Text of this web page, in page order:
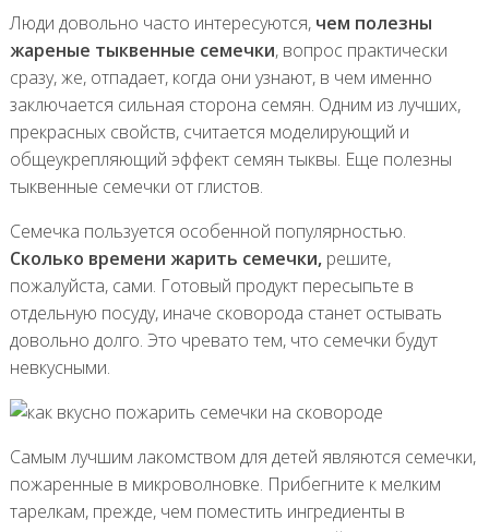
Люди довольно часто интересуются, чем полезны
жареные тыквенные семечки, вопрос практически
сразу, же, отпадает, когда они узнают, в чем именно
заключается сильная сторона семян. Одним из лучших,
прекрасных свойств, считается моделирующий и
общеукрепляющий эффект семян тыквы. Еще полезны
тыквенные семечки от глистов.
Семечка пользуется особенной популярностью.
Сколько времени жарить семечки,решите,
пожалуйста, сами. Готовый продукт пересыпьте в
отдельную посуду, иначе сковорода станет остывать
довольно долго. Это чревато тем, что семечки будут
невкусными.
Самым лучшим лакомством для детей являются семечки,
пожаренные в микроволновке. Прибегните к мелким
тарелкам, прежде, чем поместить ингредиенты в